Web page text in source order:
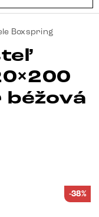
Boxspring
-38%